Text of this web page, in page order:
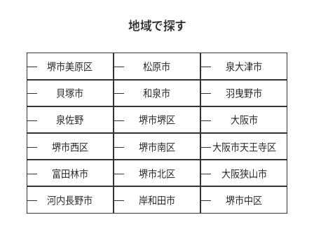
地域で探す
堺市美原区 松原市 泉大津市
貝塚市 和泉市 羽曳野市
泉佐野 堺市堺区 大阪市
堺市西区 堺市南区 大阪市天王寺区
富田林市 堺市北区 大阪狭山市
河内長野市 岸和田市 堺市中区